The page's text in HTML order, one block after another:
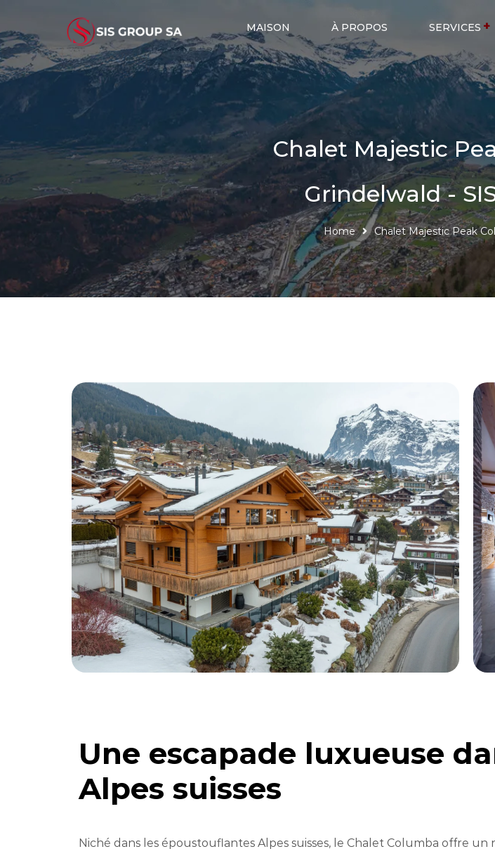
MAISON À PROPOS SERVICES
Chalet Majestic
Grindelwald -
Home Chalet Majestic Peak
Une escapade luxueuse
Alpes suisses
Niché dans les époustouflantes Alpes suisses, le Chalet Columba offre